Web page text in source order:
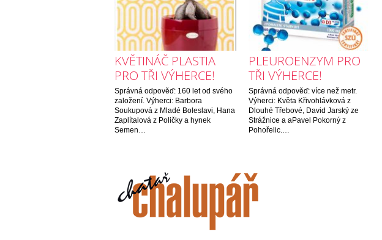
KVĚTINÁČ PLASTIA
PRO TŘI VÝHERCE!
Správná odpověď: 160 let od svého
založení. Výherci: Barbora
Soukupová z Mladé Boleslavi, Hana
Zaplítalová z Poličky a hynek
Semen…
PLEUROENZYM PRO
TŘI VÝHERCE!
Správná odpověď: více než metr.
Výherci: Květa Křivohlávková z
Dlouhé Třebové, David Jarský ze
Strážnice a aPavel Pokorný z
Pohořelic.…